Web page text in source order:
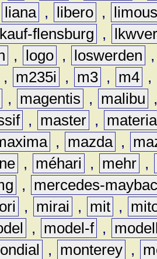
liana , libero ,
flensburg ,
, logo , loswerden
, m235i , m3 , m4 ,
, magentis , malibu
, master ,
materia
, mazda ,
, méhari , mehr ,
,
mercedes-
, mirai , mit ,
, model-f ,
, monterey ,